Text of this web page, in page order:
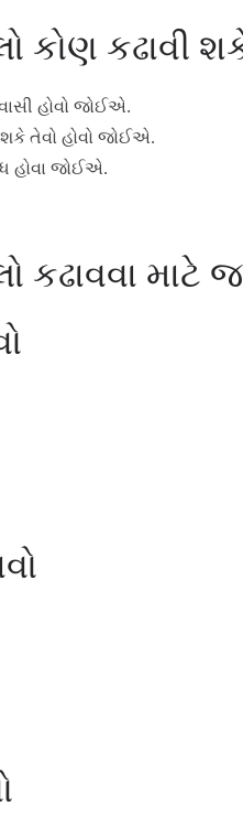
કોણ કઢાવી
હોવો જોઈએ.
તેવો હોવો જોઈએ.
હોવા જોઈએ.
કઢાવવા માટે